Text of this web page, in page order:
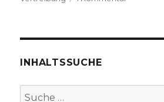
Fleischer,
INHALTSSUCHE
Suche